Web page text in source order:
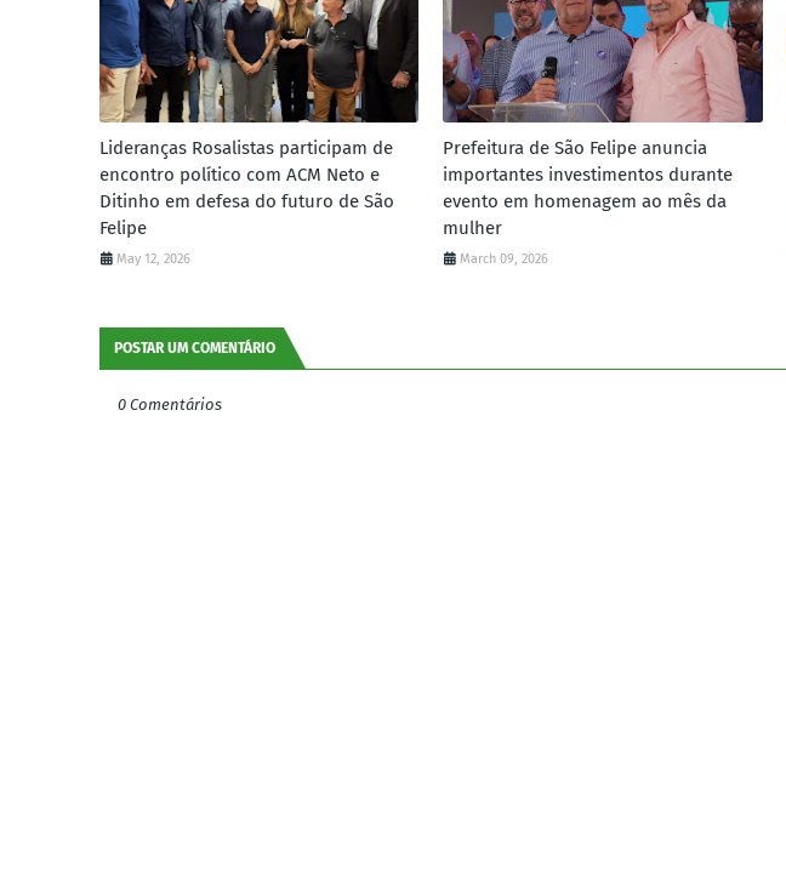
Lideranças Rosalistas participam de
encontro político com ACM Neto e
Ditinho em defesa do futuro de São
Felipe
May 12, 2026
Prefeitura de São Felipe anuncia
importantes investimentos durante
evento em homenagem ao mês da
mulher
March 09, 2026
POSTAR UM COMENTÁRIO
0 Comentários